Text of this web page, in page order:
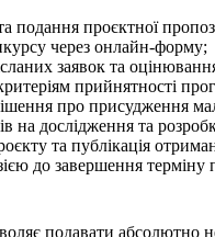
подання проєктної
через онлайн-форму;
заявок та
прийнятності
про присудження
на дослідження та
та публікація
до завершення терміну
подавати абсолютно